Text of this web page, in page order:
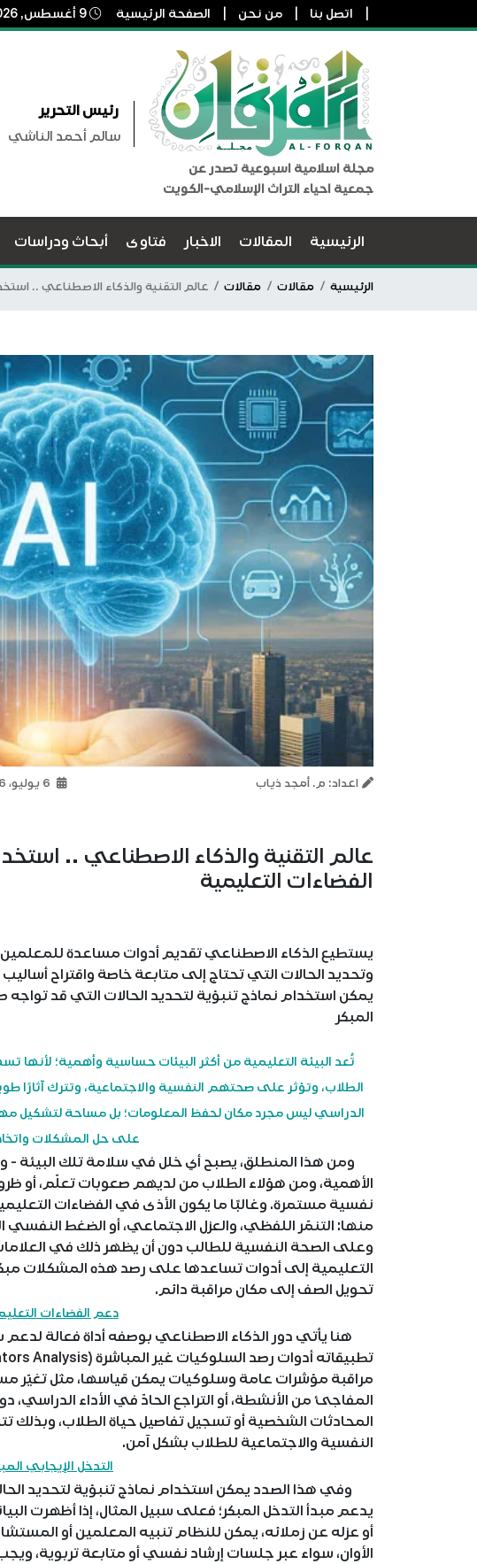
اتصل بنا من نحن الصفحة الرئيسية
مجلة اسلامية اسبوعية تصدر عن
جمعية احياء التراث الإسلامي-الكويت
رئيس التحرير
سالم أحمد الناشي
الرئيسية المقالات الاخبار فتاوى أبحاث ودراسات
الرئيسية مقالات مقالات عالم التقنية والذكاء الاصطناعي ..
اعداد: م. أمجد ذياب
عالم التقنية والذكاء الاصطناعي ..
الفضاءات التعليمية
يستطيع الذكاء الاصطناعي تقديم أدوات مساعدة للمعلمين
وتحديد الحالات التي تحتاج إلى متابعة خاصة واقتراح
يمكن استخدام نماذج تنبؤية لتحديد الحالات التي قد
المبكر
تُعد البيئة التعليمية من أكثر البيئات حساسية وأهمية؛
الطلاب، وتؤثر على صحتهم النفسية والاجتماعية، وتترك
الدراسي ليس مجرد مكان لحفظ المعلومات؛ بل مساحة لتشكيل
على حل المشكلات واتخاذ
ومن هذا المنطلق، يصبح أي خلل في سلامة تلك البيئة -
الأهمية، ومن هؤلاء الطلاب من لديهم صعوبات تعلّم، أو
نفسية مستمرة. وغالبًا ما يكون الأذى في الفضاءات
منها: التنمّر اللفظي، والعزل الاجتماعي، أو الضغط النفسي
وعلى الصحة النفسية للطالب دون أن يظهر ذلك في
التعليمية إلى أدوات تساعدها على رصد هذه المشكلات
تحويل الصف إلى مكان مراقبة دائم.
دعم الفضاءات
هنا يأتي دور الذكاء الاصطناعي بوصفه أداة فعالة لدعم
مراقبة مؤشرات عامة وسلوكيات يمكن قياسها، مثل تغيّر
المفاجئ من الأنشطة، أو التراجع الحادّ في الأداء
المحادثات الشخصية أو تسجيل تفاصيل حياة الطلاب،
النفسية والاجتماعية للطلاب بشكل آمن.
التدخل الإيجابي
وفي هذا الصدد يمكن استخدام نماذج تنبؤية لتحديد
يدعم مبدأ التدخل المبكر؛ فعلى سبيل المثال، إذا أظهرت
أو عزله عن زملائه، يمكن للنظام تنبيه المعلمين أو
الأوان، سواء عبر جلسات إرشاد نفسي أو متابعة تربوية،